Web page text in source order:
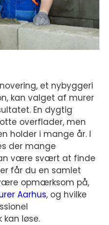
et nybyggeri
kan valget af murer
En dygtig
overflader, men
holder i mange år. I
der mange
være svært at finde
får du en samlet
opmærksom på,
Aarhus, og hvilke
kan løse.